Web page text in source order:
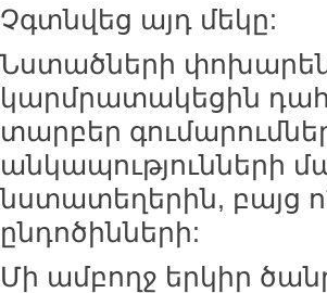
Չգտնվեց այդ մեկը:
Նստածների
կարմրատակեցին
տարբեր
անկապությունների
նստատեղերին, բայց
ընդոծինների:
Մի ամբողջ երկիր